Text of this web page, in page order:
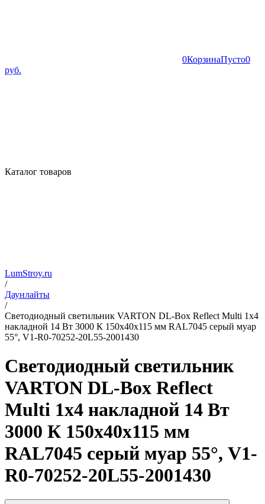
0КорзинаПусто0
руб.
Каталог товаров
LumStroy.ru
/
Даунлайты
/
Светодиодный светильник VARTON DL-Box Reflect Multi 1x4
накладной 14 Вт 3000 К 150х40х115 мм RAL7045 серый муар
55°, V1-R0-70252-20L55-2001430
Светодиодный светильник
VARTON DL-Box Reflect
Multi 1x4 накладной 14 Вт
3000 К 150х40х115 мм
RAL7045 серый муар 55°, V1-
R0-70252-20L55-2001430